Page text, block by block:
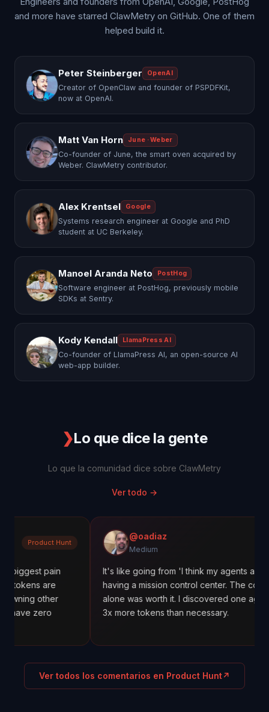
and more have starred ClawMetry on GitHub. One of them
helped build it.
Peter Steinberger OpenAI
Creator of OpenClaw and founder of PSPDFKit,
now at OpenAI.
Matt Van Horn June · Weber
Co-founder of June, the smart oven acquired by
Weber. ClawMetry contributor.
Alex Krentsel Google
Systems research engineer at Google and PhD
student at UC Berkeley.
Manoel Aranda Neto PostHog
Software engineer at PostHog, previously mobile
SDKs at Sentry.
Kody Kendall LlamaPress AI
Co-founder of LlamaPress AI, an open-source AI
web-app builder.
❯Lo que dice la gente
Lo que la comunidad dice sobre ClawMetry
Ver todo →
@oadiaz
Medium
It's like going from 'I think my agents are working' to
having a mission control center. The cost tracking
alone was worth it. I discovered one agent was using
3x more tokens than necessary.
Ver todos los comentarios en Product Hunt↗